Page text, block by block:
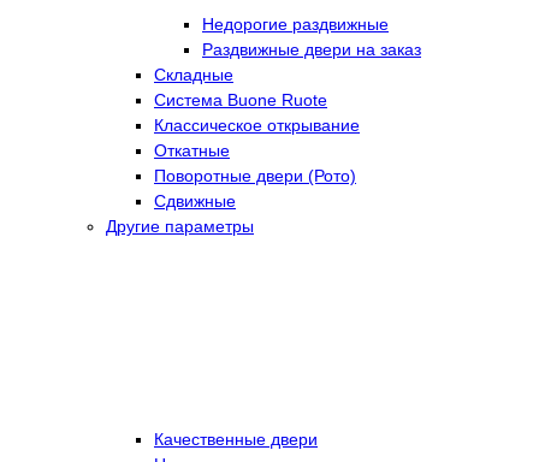
Недорогие раздвижные
Раздвижные двери на заказ
Складные
Cистема Buone Ruote
Классическое открывание
Откатные
Поворотные двери (Рото)
Сдвижные
Другие параметры
Качественные двери